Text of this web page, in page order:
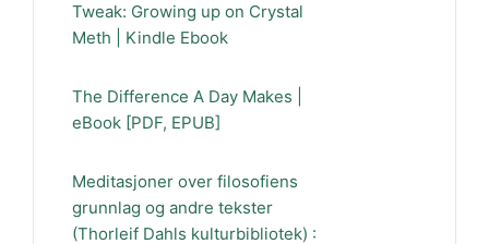
Tweak: Growing up on Crystal
Meth | Kindle Ebook
The Difference A Day Makes |
eBook [PDF, EPUB]
Meditasjoner over filosofiens
grunnlag og andre tekster
(Thorleif Dahls kulturbibliotek) :